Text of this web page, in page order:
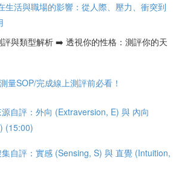
生活與職場的影響：從人際、壓力、衝突到
評與類型解析 ➡️ 透視你的性格：測評你的天
量SOP/完成線上測評前必看！
自評：外向 (Extraversion, E) 與 內向
(15:00)
自評：實感 (Sensing, S) 與 直覺 (Intuition,